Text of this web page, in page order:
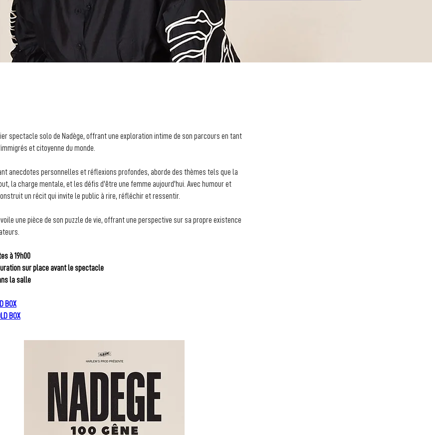
spectacle solo de Nadège, offrant une exploration intime de son parcours en tant
et citoyenne du monde.
anecdotes personnelles et réflexions profondes, aborde des thèmes tels que la
la charge mentale, et les défis d'être une femme aujourd'hui. Avec humour et
un récit qui invite le public à rire, réfléchir et ressentir.
une pièce de son puzzle de vie, offrant une perspective sur sa propre existence
à 19h00
sur place avant le spectacle
la salle
BOX
BOX